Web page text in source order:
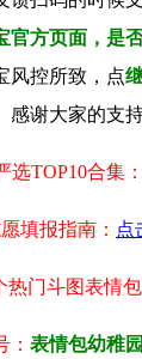
官方页面，是
风控所致，点
感谢大家的支持
选TOP10合集：
填报指南： 点
热门斗图表
表情包幼稚园